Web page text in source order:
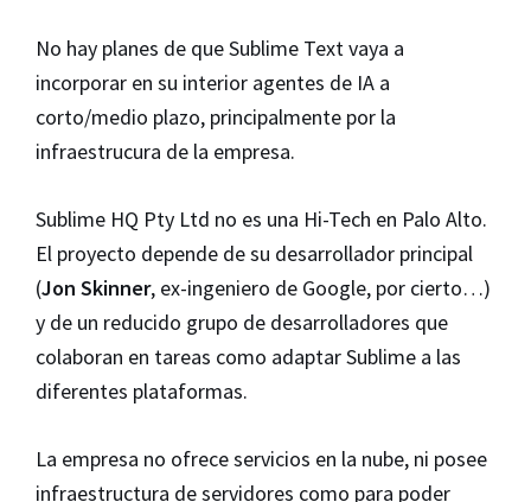
No hay planes de que Sublime Text vaya a
incorporar en su interior agentes de IA a
corto/medio plazo, principalmente por la
infraestrucura de la empresa.
Sublime HQ Pty Ltd no es una Hi-Tech en Palo Alto.
El proyecto depende de su desarrollador principal
(Jon Skinner, ex-ingeniero de Google, por cierto…)
y de un reducido grupo de desarrolladores que
colaboran en tareas como adaptar Sublime a las
diferentes plataformas.
La empresa no ofrece servicios en la nube, ni posee
infraestructura de servidores como para poder